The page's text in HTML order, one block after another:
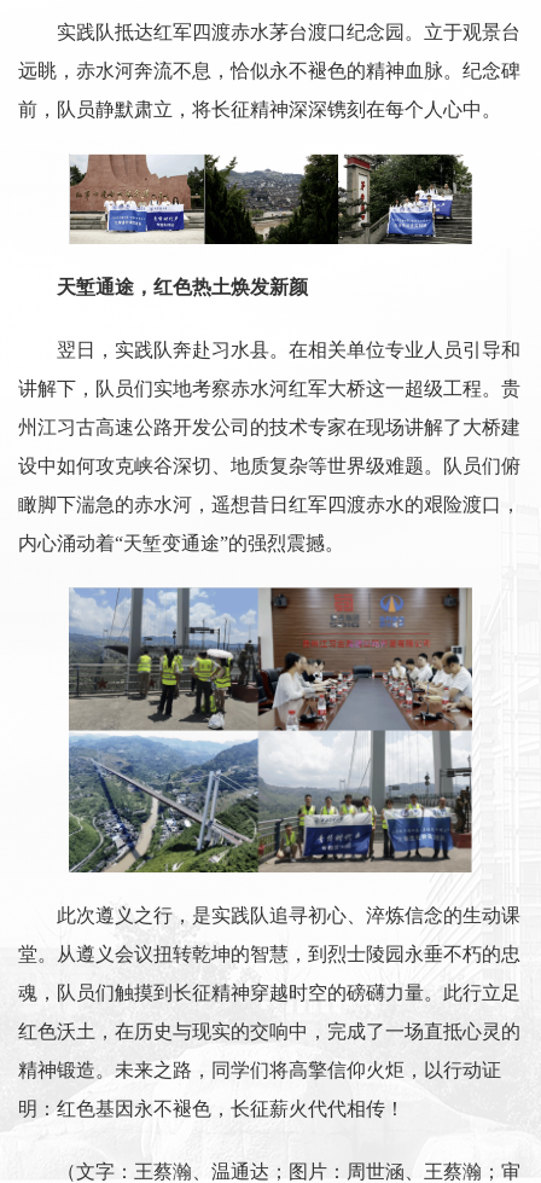
实践队抵达红军四渡赤水茅台渡口纪念园。立于观景台
远眺，赤水河奔流不息，恰似永不褪色的精神血脉。纪念碑
前，队员静默肃立，将长征精神深深镌刻在每个人心中。
天堑通途，红色热土焕发新颜
翌日，实践队奔赴习水县。在相关单位专业人员引导和
讲解下，队员们实地考察赤水河红军大桥这一超级工程。贵
州江习古高速公路开发公司的技术专家在现场讲解了大桥建
设中如何攻克峡谷深切、地质复杂等世界级难题。队员们俯
瞰脚下湍急的赤水河，遥想昔日红军四渡赤水的艰险渡口，
内心涌动着“天堑变通途”的强烈震撼。
此次遵义之行，是实践队追寻初心、淬炼信念的生动课
堂。从遵义会议扭转乾坤的智慧，到烈士陵园永垂不朽的忠
魂，队员们触摸到长征精神穿越时空的磅礴力量。此行立足
红色沃土，在历史与现实的交响中，完成了一场直抵心灵的
精神锻造。未来之路，同学们将高擎信仰火炬，以行动证
明：红色基因永不褪色，长征薪火代代相传！
（文字：王蔡瀚、温通达；图片：周世涵、王蔡瀚；审